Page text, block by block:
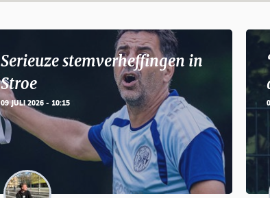
Serieuze stemverheffingen in
Stroe
09 JULI 2026 - 10:15